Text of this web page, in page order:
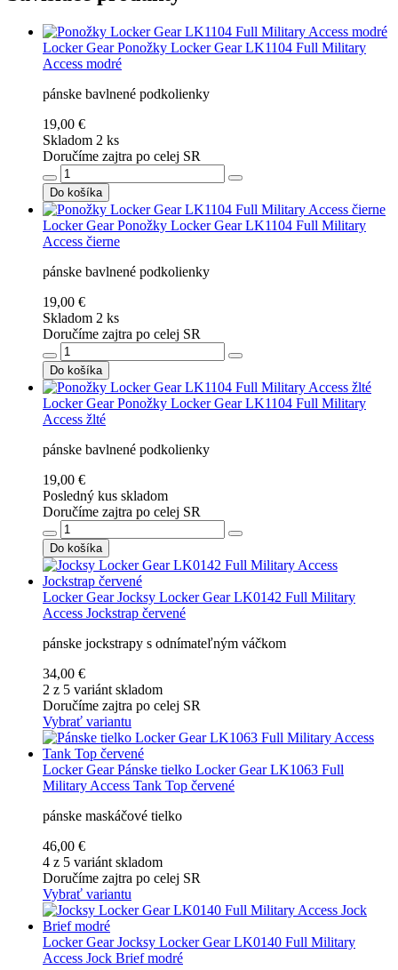
Locker Gear Ponožky Locker Gear LK1104 Full Military
Access modré
pánske bavlnené podkolienky
19,00 €
Skladom 2 ks
Doručíme zajtra po celej SR
Do košíka
Locker Gear Ponožky Locker Gear LK1104 Full Military
Access čierne
pánske bavlnené podkolienky
19,00 €
Skladom 2 ks
Doručíme zajtra po celej SR
Do košíka
Locker Gear Ponožky Locker Gear LK1104 Full Military
Access žlté
pánske bavlnené podkolienky
19,00 €
Posledný kus skladom
Doručíme zajtra po celej SR
Do košíka
Locker Gear Jocksy Locker Gear LK0142 Full Military
Access Jockstrap červené
pánske jockstrapy s odnímateľným váčkom
34,00 €
2 z 5 variánt skladom
Doručíme zajtra po celej SR
Vybrať variantu
Locker Gear Pánske tielko Locker Gear LK1063 Full
Military Access Tank Top červené
pánske maskáčové tielko
46,00 €
4 z 5 variánt skladom
Doručíme zajtra po celej SR
Vybrať variantu
Locker Gear Jocksy Locker Gear LK0140 Full Military
Access Jock Brief modré